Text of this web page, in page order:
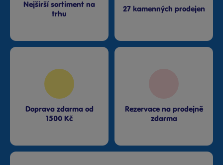
Nejširší sortiment na
trhu
27 kamenných prodejen
Doprava zdarma od
1500 Kč
Rezervace na prodejně
zdarma